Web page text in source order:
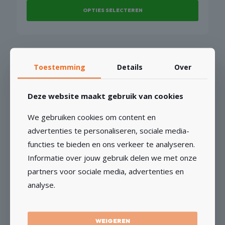
OPTIES SELECTEREN
heeft
optie
gekozen
worden
op
productpagina
€67,78
OPTIES SELECTEREN
Dit
product
heeft
meerdere
variaties.
optie
Toestemming Details Over
Deze website maakt gebruik van cookies
We gebruiken cookies om content en
advertenties te personaliseren, sociale media-
functies te bieden en ons verkeer te analyseren.
Informatie over jouw gebruik delen we met onze
partners voor sociale media, advertenties en
analyse.
WEIGEREN